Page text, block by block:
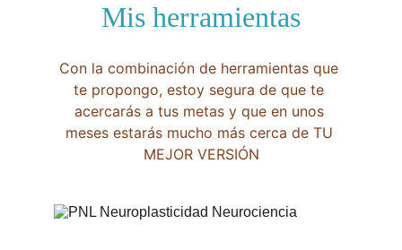
Mis herramientas
Con la combinación de herramientas que
te propongo, estoy segura de que te
acercarás a tus metas y que en unos
meses estarás mucho más cerca de TU
MEJOR VERSIÓN